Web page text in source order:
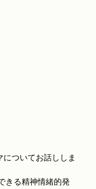
ついてお話ししま
きる精神情緒的発